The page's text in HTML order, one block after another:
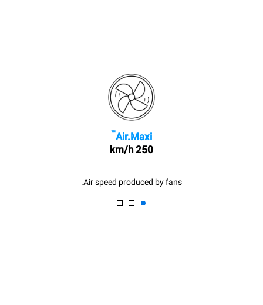
Air.Maxi
™
250 km/h
Air speed produced by fans.